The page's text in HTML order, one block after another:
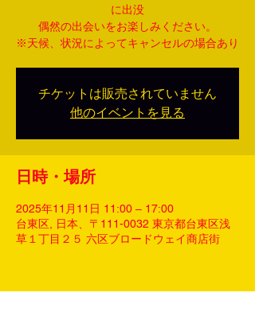
に出没
偶然の出会いをお楽しみください。
※天候、状況によってキャンセルの場合あり
チケットは販売されていません
他のイベントを見る
日時・場所
2025年11月11日 11:00 – 17:00
台東区, 日本、〒111-0032 東京都台東区浅
草１丁目２５ 六区ブロードウェイ商店街